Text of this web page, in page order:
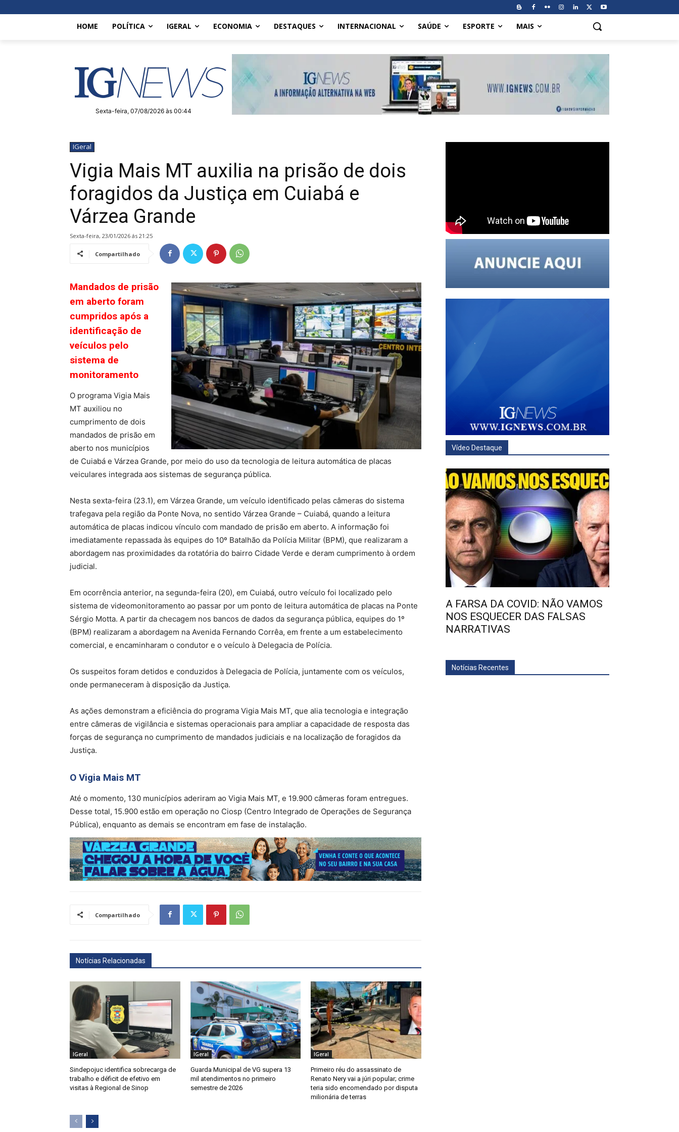
HOME POLÍTICA IGERAL ECONOMIA DESTAQUES INTERNACIONAL SAÚDE ESPORTE MAIS
Sexta-feira, 07/08/2026 às 00:44
IGeral
Vigia Mais MT auxilia na prisão de dois
foragidos da Justiça em Cuiabá e
Várzea Grande
sexta-feira, 23/01/2026 ás 21:25
Compartilhado
Mandados de prisão
em aberto foram
cumpridos após a
identificação de
veículos pelo
sistema de
monitoramento
O programa Vigia Mais
MT auxiliou no
cumprimento de dois
mandados de prisão em
aberto nos municípios
de Cuiabá e Várzea Grande, por meio do uso da tecnologia de leitura automática de placas
veiculares integrada aos sistemas de segurança pública.
Nesta sexta-feira (23.1), em Várzea Grande, um veículo identificado pelas câmeras do sistema
trafegava pela região da Ponte Nova, no sentido Várzea Grande – Cuiabá, quando a leitura
automática de placas indicou vínculo com mandado de prisão em aberto. A informação foi
imediatamente repassada às equipes do 10º Batalhão da Polícia Militar (BPM), que realizaram a
abordagem nas proximidades da rotatória do bairro Cidade Verde e deram cumprimento à ordem
judicial.
Em ocorrência anterior, na segunda-feira (20), em Cuiabá, outro veículo foi localizado pelo
sistema de videomonitoramento ao passar por um ponto de leitura automática de placas na Ponte
Sérgio Motta. A partir da checagem nos bancos de dados da segurança pública, equipes do 1º
(BPM) realizaram a abordagem na Avenida Fernando Corrêa, em frente a um estabelecimento
comercial, e encaminharam o condutor e o veículo à Delegacia de Polícia.
Os suspeitos foram detidos e conduzidos à Delegacia de Polícia, juntamente com os veículos,
onde permaneceram à disposição da Justiça.
As ações demonstram a eficiência do programa Vigia Mais MT, que alia tecnologia e integração
entre câmeras de vigilância e sistemas operacionais para ampliar a capacidade de resposta das
forças de segurança no cumprimento de mandados judiciais e na localização de foragidos da
Justiça.
O Vigia Mais MT
Até o momento, 130 municípios aderiram ao Vigia Mais MT, e 19.900 câmeras foram entregues.
Desse total, 15.900 estão em operação no Ciosp (Centro Integrado de Operações de Segurança
Pública), enquanto as demais se encontram em fase de instalação.
Compartilhado
Notícias Relacionadas
IGeral
Sindepojuc identifica sobrecarga de
trabalho e déficit de efetivo em
visitas à Regional de Sinop
IGeral
Guarda Municipal de VG supera 13
mil atendimentos no primeiro
semestre de 2026
IGeral
Primeiro réu do assassinato de
Renato Nery vai a júri popular; crime
teria sido encomendado por disputa
milionária de terras
Vídeo Destaque
A FARSA DA COVID: NÃO VAMOS
NOS ESQUECER DAS FALSAS
NARRATIVAS
Notícias Recentes